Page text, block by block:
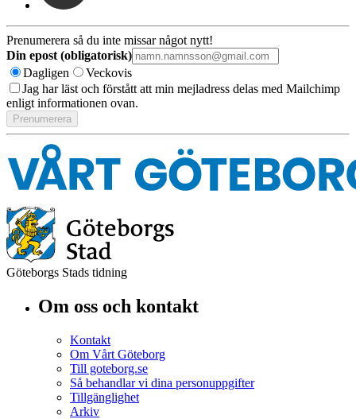
Prenumerera så du inte missar något nytt!
Din epost (obligatorisk)
Dagligen
Veckovis
Jag har läst och förstått att min mejladress delas med Mailchimp
enligt informationen ovan.
Göteborgs Stads tidning
Om oss och kontakt
Kontakt
Om Vårt Göteborg
Till goteborg.se
Så behandlar vi dina personuppgifter
Tillgänglighet
Arkiv